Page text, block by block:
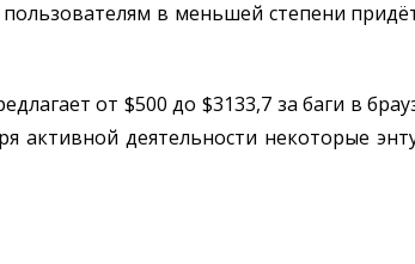
в меньшей степени
от $500 до $3133,7 за баги в
деятельности некоторые